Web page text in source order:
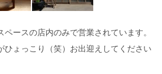
ースの店内のみで営業されています。
ひょっこり（笑）お出迎えしてください